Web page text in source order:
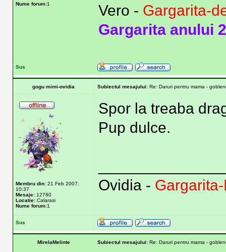
Nume forum:1 Vero - Gargarita-
Gargarita anului
Sus
gogu mimi-ovidia Subiectul mesajului: Re: Daruri pentru mama -
Membru din: 21 Feb 2007,
10:37
Mesaje: 12780
Locatie: Calarasi
Nume forum:1
Spor la treaba
Pup dulce.
Ovidia -
Sus
MirelaMelinte Subiectul mesajului: Re: Daruri pentru mama -